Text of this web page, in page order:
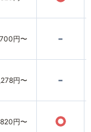
円〜 -
円〜 -
円〜 ○